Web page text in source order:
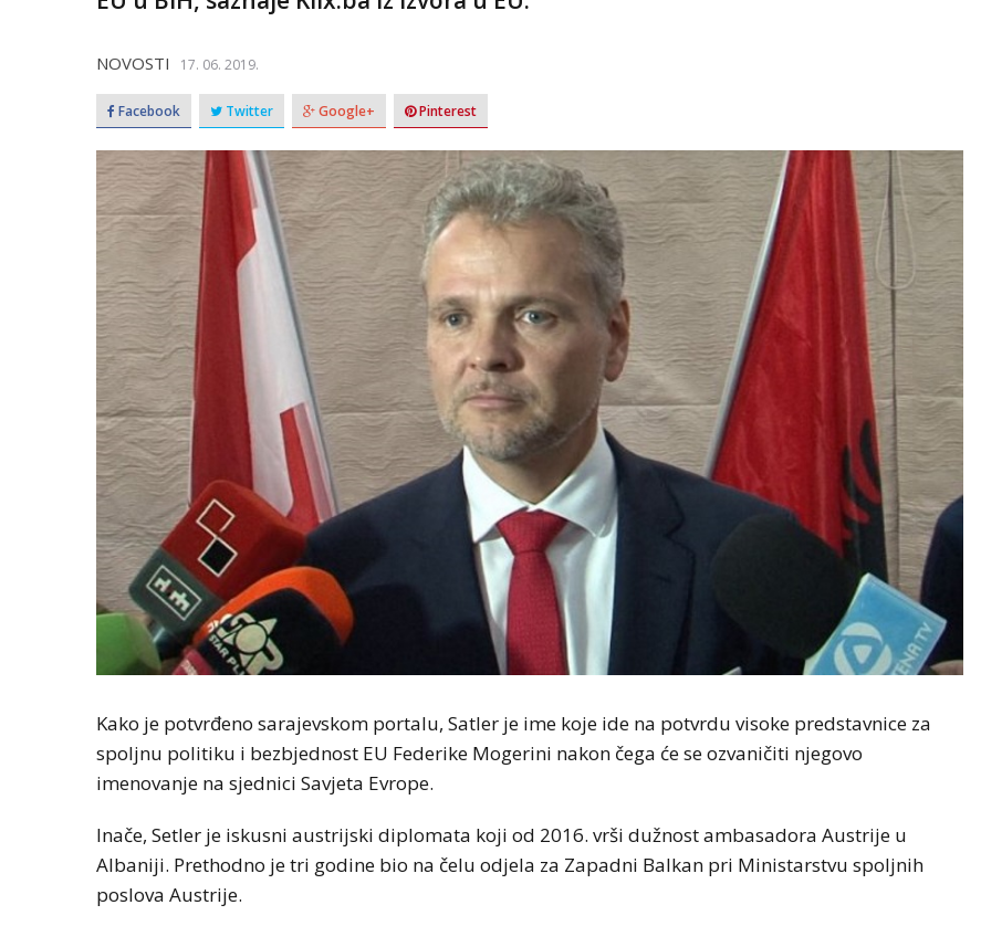
NOVOSTI 17. 06. 2019.
Facebook Twitter Google+ Pinterest
Kako je potvrđeno sarajevskom portalu, Satler je ime koje ide na potvrdu visoke predstavnice za
spoljnu politiku i bezbjednost EU Federike Mogerini nakon čega će se ozvaničiti njegovo
imenovanje na sjednici Savjeta Evrope.
Inače, Setler je iskusni austrijski diplomata koji od 2016. vrši dužnost ambasadora Austrije u
Albaniji. Prethodno je tri godine bio na čelu odjela za Zapadni Balkan pri Ministarstvu spoljnih
poslova Austrije.